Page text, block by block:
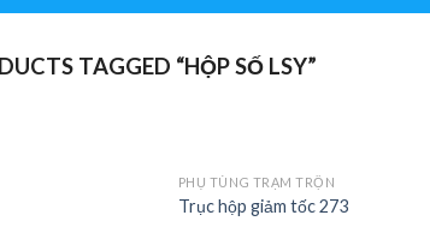
TAGGED “HỘP SỐ LSY”
PHỤ TÙNG TRẠM TRỘN
Trục hộp giảm tốc 273